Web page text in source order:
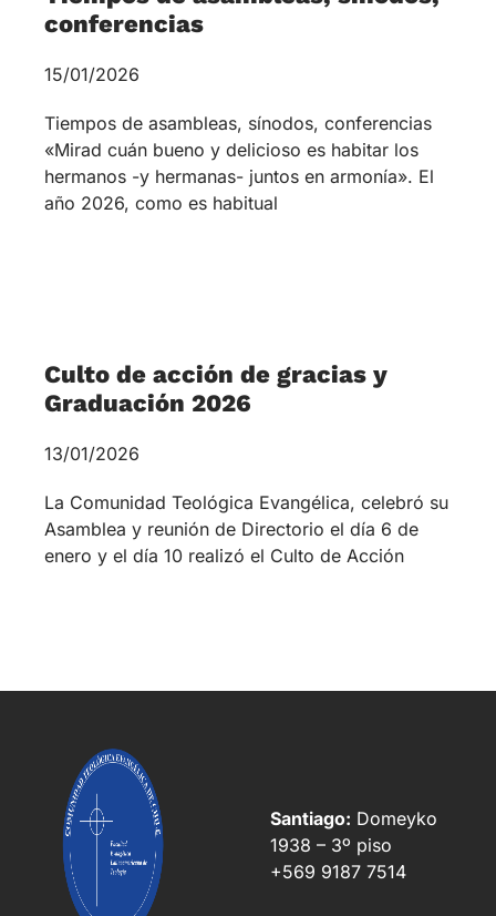
Culto de acción de gracias y
La Comunidad Teológica Evangélica, celebró su
Asamblea y reunión de Directorio el día 6 de
enero y el día 10 realizó el Culto de Acción
1938 – 3º piso
+569 9187 7514